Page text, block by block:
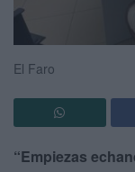
El Faro
“Empiezas